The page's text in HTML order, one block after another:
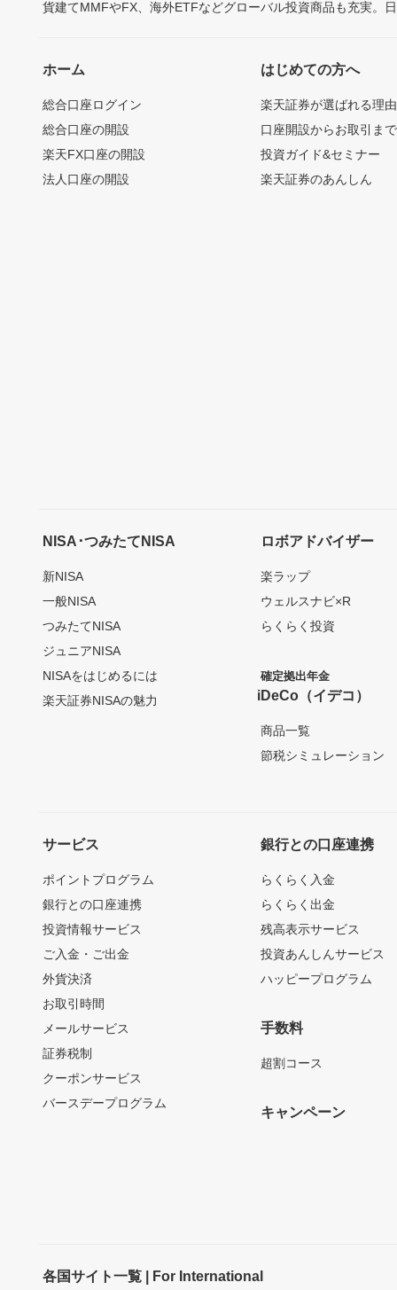
貨建てMMFやFX、海外ETFなどグローバル投資商品も充実。
ホーム
総合口座ログイン
総合口座の開設
楽天FX口座の開設
法人口座の開設
はじめての方へ
楽天証券が選ばれる理由
口座開設からお取引ま
投資ガイド&セミナー
楽天証券のあんしん
NISA･つみたてNISA
新NISA
一般NISA
つみたてNISA
ジュニアNISA
NISAをはじめるには
楽天証券NISAの魅力
ロボアドバイザー
楽ラップ
ウェルスナビ×R
らくらく投資
確定拠出年金
iDeCo（イデコ）
商品一覧
節税シミュレーション
サービス
ポイントプログラム
銀行との口座連携
投資情報サービス
ご入金・ご出金
外貨決済
お取引時間
メールサービス
証券税制
クーポンサービス
バースデープログラム
銀行との口座連携
らくらく入金
らくらく出金
残高表示サービス
投資あんしんサービス
ハッピープログラム
手数料
超割コース
キャンペーン
各国サイト一覧 | For International